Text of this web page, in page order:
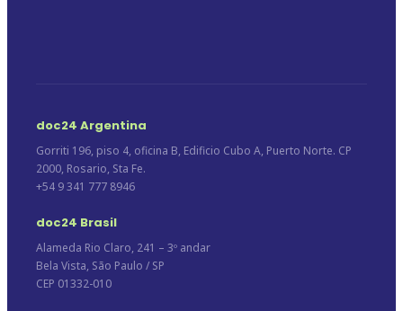
doc24 Argentina
Gorriti 196, piso 4, oficina B, Edificio Cubo A, Puerto Norte. CP
2000, Rosario, Sta Fe.
+54 9 341 777 8946
doc24 Brasil
Alameda Rio Claro, 241 – 3º andar
Bela Vista, São Paulo / SP
CEP 01332-010